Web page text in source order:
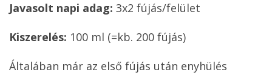
Javasolt napi adag: 3x2 fújás/felület
Kiszerelés: 100 ml (=kb. 200 fújás)
Általában már az első fújás után enyhülés